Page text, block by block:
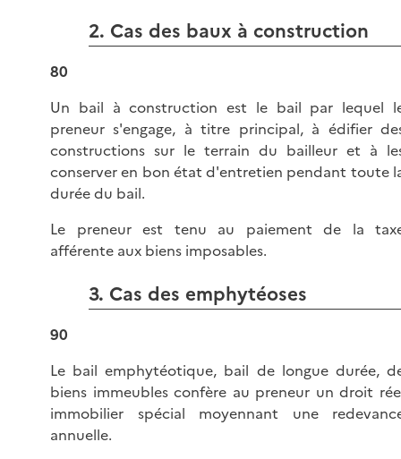
2. Cas des baux à construction
80
Un bail à construction est le bail par lequel
preneur s'engage, à titre principal, à édifier
constructions sur le terrain du bailleur et à
conserver en bon état d'entretien pendant toute
durée du bail.
Le preneur est tenu au paiement de la
afférente aux biens imposables.
3. Cas des emphytéoses
90
Le bail emphytéotique, bail de longue durée,
biens immeubles confère au preneur un droit
immobilier spécial moyennant une
annuelle.